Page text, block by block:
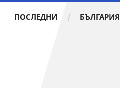
ПОСЛЕДНИ БЪЛГАРИЯ